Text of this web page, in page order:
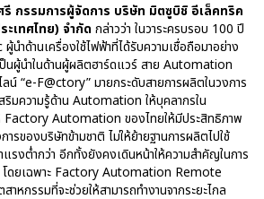
กรรมการผู้จัดการ บริษัท มิตซูบิชิ อีเล็คทริค
เทศไทย) จำกัด กล่าวว่า ในวาระครบรอบ 100 ปี
ำด้านเครื่องใช้ไฟฟ้าที่ได้รับความเชื่อถือมาอย่าง
นผู้นำในด้านผู้ผลิตฮาร์ดแวร์ สาย Automation
ลน์ “e-F@ctory” มายกระดับสายการผลิตในวงการ
มความรู้ด้าน Automation ให้บุคลากรใน
Factory Automation ของไทยให้มีประสิทธิภาพ
รของบริษัทข้ามชาติ ไม่ให้ย้ายฐานการผลิตไปใช้
รงต่ำกว่า อีกทั้งยังคงเดินหน้าให้ความสำคัญในการ
โดยเฉพาะ Factory Automation Remote
หกรรมที่จะช่วยให้สามารถทำงานจากระยะไกล